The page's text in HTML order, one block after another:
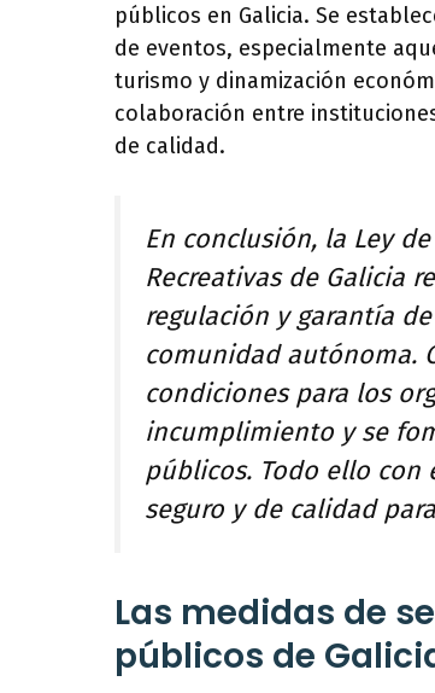
públicos en Galicia. Se
de eventos, especialmente
turismo y dinamización
colaboración entre
de calidad.
En conclusión, la Ley
Recreativas de Galicia
regulación y garantía
comunidad autónoma.
condiciones para los
incumplimiento y se
públicos. Todo ello
seguro y de calidad
Las medidas de
públicos de